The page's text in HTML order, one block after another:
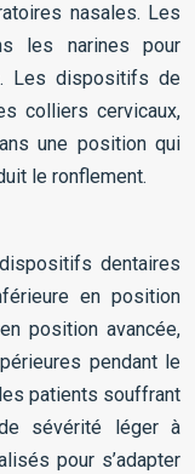
nasales. Les
les narines pour
Les dispositifs de
colliers cervicaux,
une position qui
le ronflement.
dentaires
en position
position avancée,
pendant le
patients souffrant
sévérité léger à
pour s’adapter